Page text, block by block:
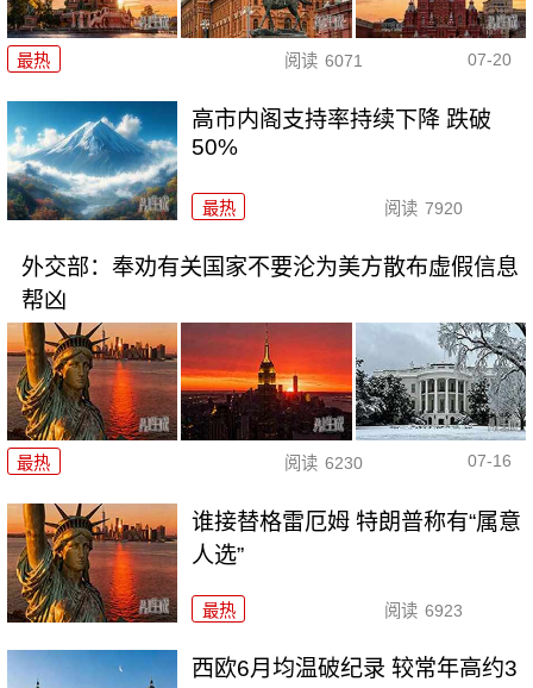
最热 阅读 6071 07-20
高市内阁支持率持续下降 跌破
50%
最热 阅读 7920
外交部：奉劝有关国家不要沦为美方散布虚假信息
帮凶
最热 阅读 6230 07-16
谁接替格雷厄姆 特朗普称有“属意
人选”
最热 阅读 6923
西欧6月均温破纪录 较常年高约3